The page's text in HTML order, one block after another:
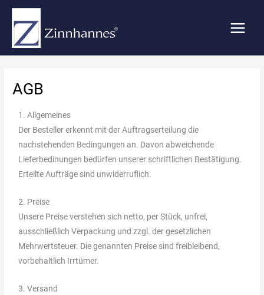
Zum
Inhalt
springen
AGB
1. Allgemeines
Der Besteller erkennt mit der Auftragserteilung die
nachstehenden Bedingungen an. Davon abweichende
Lieferbedinungen bedürfen unserer schriftlichen Bestätigung.
Erteilte Aufträge sind unwiderruflich.
2. Preise
Unsere Preise verstehen sich netto, per Stück, unfrei,
ausschließlich Verpackung und zzgl. der gesetzlichen
Mehrwertsteuer. Die genannten Preise sind freibleibend,
vorbehaltlich Irrtümer.
3. Versand